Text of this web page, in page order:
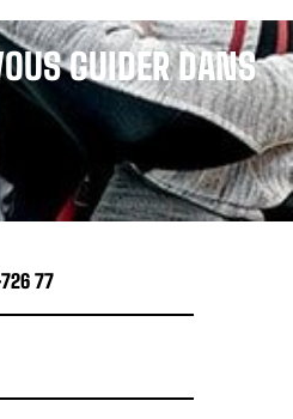
GUIDER DANS
77